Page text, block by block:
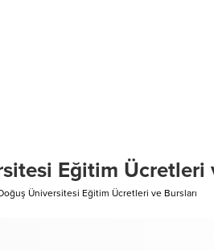
Eğitim Ücretleri
Üniversitesi Eğitim Ücretleri ve Bursları